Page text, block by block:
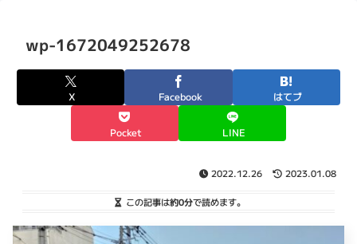
wp-1672049252678
X Facebook はてブ
Pocket LINE
2022.12.26 2023.01.08
この記事は約0分で読めます。